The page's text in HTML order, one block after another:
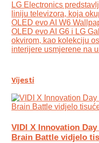
LG Electronics
liniju televizora, koja
OLED evo AI W6
OLED evo AI G6 i LG
okvirom, kao kolekciju
interijere usmjerene na
Vijesti
VIDI X Innovation Day
Brain Battle vidjelo